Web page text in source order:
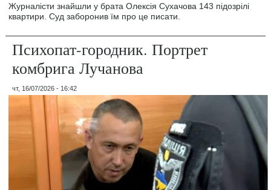
Журналісти знайшли у брата Олексія Сухачова 143 підозрілі
квартири. Суд заборонив їм про це писати.
Психопат-городник. Портрет
комбрига Лучанова
чт, 16/07/2026 - 16:42